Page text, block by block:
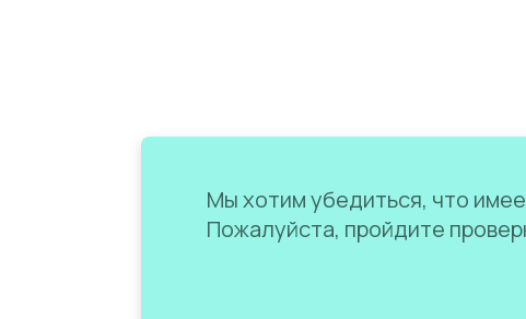
Мы хотим убедиться, что
Пожалуйста, пройдите